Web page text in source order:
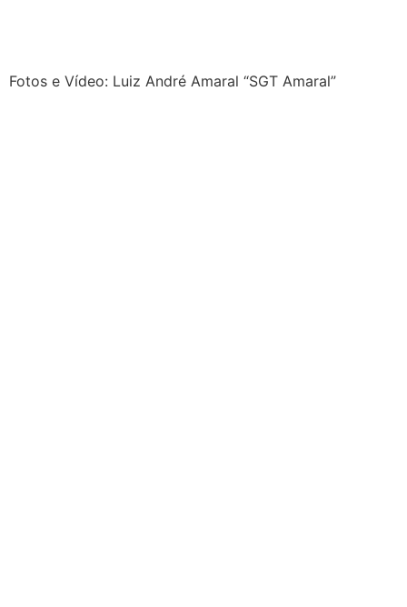
Fotos e Vídeo: Luiz André Amaral “SGT Amaral”